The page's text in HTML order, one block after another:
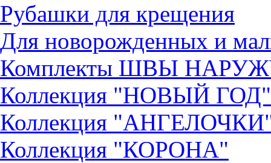
Рубашки для крещения
Для новорожденных и
Комплекты ШВЫ
Коллекция "НОВЫЙ ГОД"
Коллекция
Коллекция "КОРОНА"